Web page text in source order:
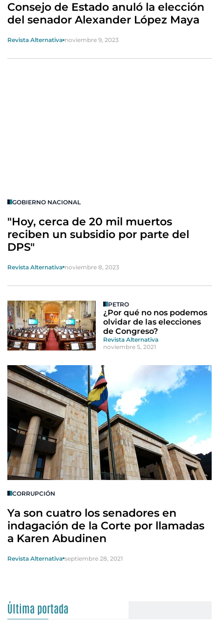
Consejo de Estado anuló la elección
del senador Alexander López Maya
Revista Alternativa noviembre 9, 2023
GOBIERNO NACIONAL
"Hoy, cerca de 20 mil muertos
reciben un subsidio por parte del
DPS"
Revista Alternativa noviembre 8, 2023
PETRO
¿Por qué no nos podemos
olvidar de las elecciones
de Congreso?
Revista Alternativa
noviembre 5, 2021
CORRUPCIÓN
Ya son cuatro los senadores en
indagación de la Corte por llamadas
a Karen Abudinen
Revista Alternativa septiembre 28, 2021
Última portada